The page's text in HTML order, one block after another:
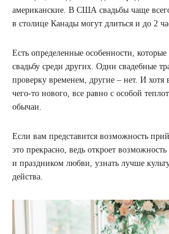
американские. В США свадьбы чаще
в столице Канады могут длиться и до 2
Есть определенные особенности,
свадьбу среди других. Одни свадебные
проверку временем, другие – нет. И хотя
чего-то нового, все равно с особой
обычаи.
Если вам представится возможность
это прекрасно, ведь откроет
и праздником любви, узнать лучше
действа.